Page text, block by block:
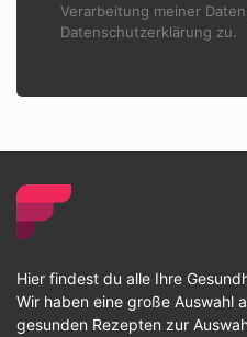
Verarbeitung meiner
Datenschutzerklärung zu.
Hier findest du alle Ihre
Wir haben eine große Auswahl
gesunden Rezepten zur